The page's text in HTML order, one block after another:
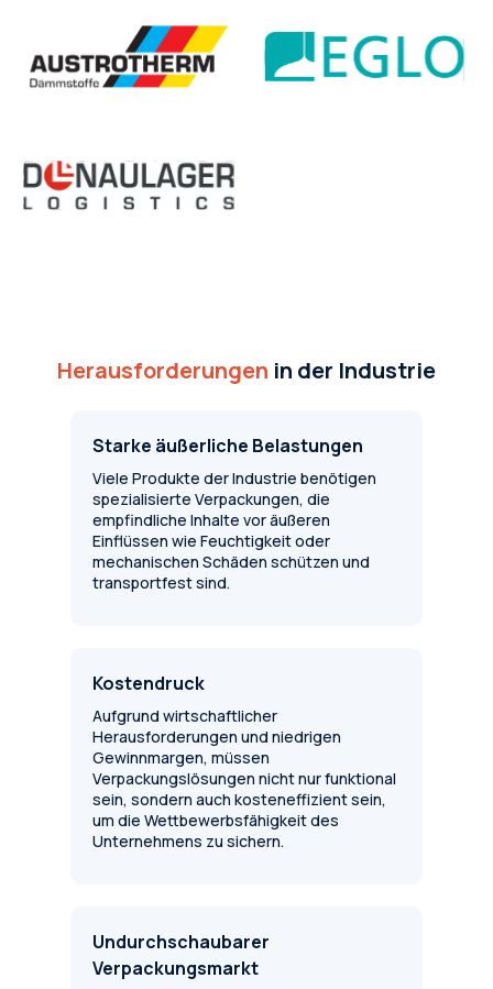
Herausforderungen in der Industrie
Starke äußerliche Belastungen
Viele Produkte der Industrie benötigen
spezialisierte Verpackungen, die
empfindliche Inhalte vor äußeren
Einflüssen wie Feuchtigkeit oder
mechanischen Schäden schützen und
transportfest sind.
Kostendruck
Aufgrund wirtschaftlicher
Herausforderungen und niedrigen
Gewinnmargen, müssen
Verpackungslösungen nicht nur funktional
sein, sondern auch kosteneffizient sein,
um die Wettbewerbsfähigkeit des
Unternehmens zu sichern.
Undurchschaubarer
Verpackungsmarkt